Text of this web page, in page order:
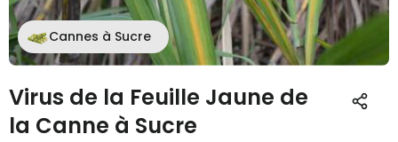
Cannes à Sucre
Virus de la Feuille Jaune de
la Canne à Sucre